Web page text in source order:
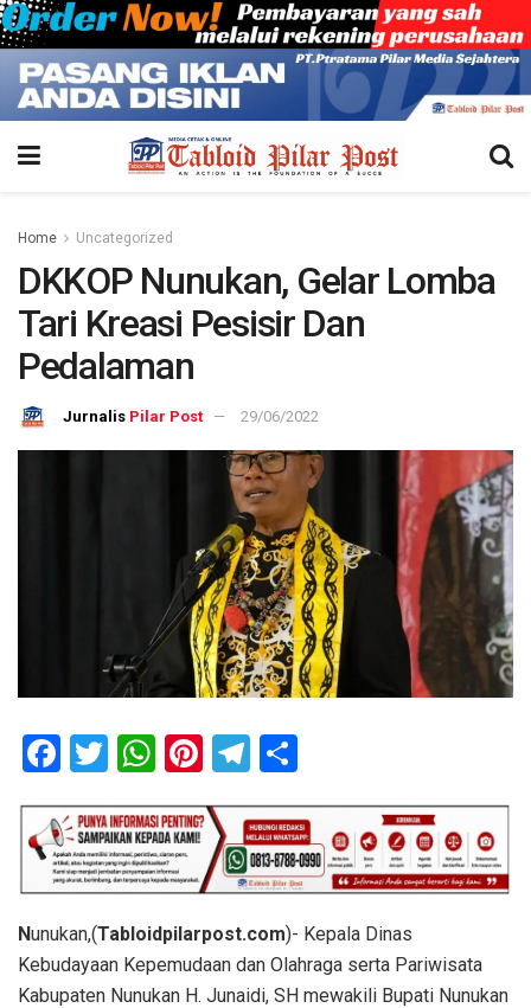
Home Uncategorized
DKKOP Nunukan, Gelar Lomba
Tari Kreasi Pesisir Dan
Pedalaman
Pilar Post 29/06/2022
F
ce
b
o
o
k
T
tt
er
W
at
s
A
p
p
Pi
er
es
t
T
e
gr
a
m
ar
e
Nunukan,(Tabloidpilarpost.com)- Kepala Dinas
Kebudayaan Kepemudaan dan Olahraga serta Pariwisata
Kabupaten Nunukan H. Junaidi, SH mewakili Bupati Nunukan